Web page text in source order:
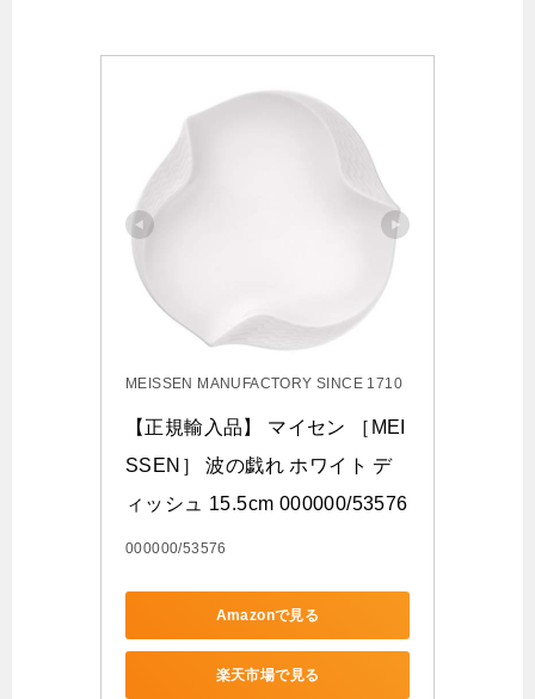
MEISSEN MANUFACTORY SINCE 1710
【正規輸入品】 マイセン ［MEI
SSEN］ 波の戯れ ホワイト デ
ィッシュ 15.5cm 000000/53576
000000/53576
Amazonで見る
楽天市場で見る